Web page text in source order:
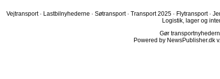
Vejtransport · Lastbilnyhederne · Søtransport · Transport 2025 · Flytransport ·
Logistik, lager og
Gør
Powered by NewsPublisher.dk